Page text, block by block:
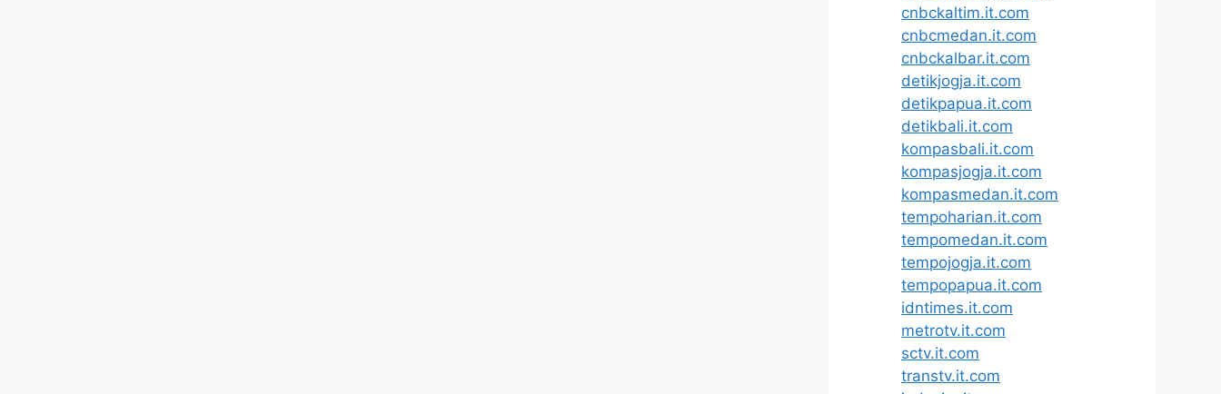
cnbckaltim.it.com
cnbcmedan.it.com
cnbckalbar.it.com
detikjogja.it.com
detikpapua.it.com
detikbali.it.com
kompasbali.it.com
kompasjogja.it.com
kompasmedan.it.com
tempoharian.it.com
tempomedan.it.com
tempojogja.it.com
tempopapua.it.com
idntimes.it.com
metrotv.it.com
sctv.it.com
transtv.it.com